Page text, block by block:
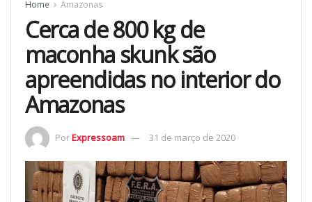
Home Amazonas
Cerca de 800 kg de
maconha skunk são
apreendidas no interior do
Amazonas
PorExpressoam 31 de março de 2020